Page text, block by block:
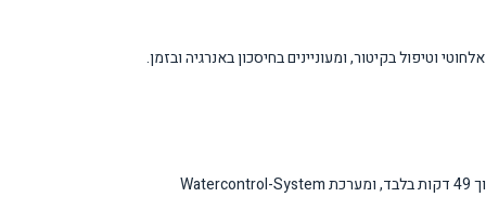
כמו חיבור אלחוטי וטיפול בקיטור, ומעוניינים בחיסכון באנרגיה ובזמן.
המכונה מצוידת בטכנולוגיית SteamCare המפחיתה את זמן הגיהוץ עד 50% ומרעננת בגדים ללא כביסה מלאה. תכנית QuickPowerWash מאפשרת כביסה מלאה תוך 49 דקות בלבד, ומערכת Watercontrol-System